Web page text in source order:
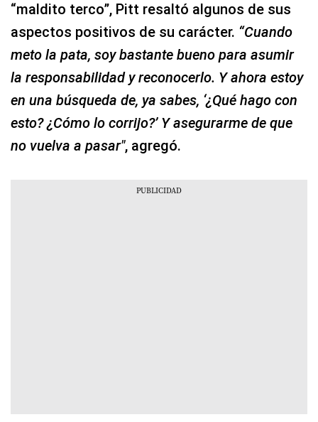
“maldito terco”, Pitt resaltó algunos de sus
aspectos positivos de su carácter. “Cuando
meto la pata, soy bastante bueno para asumir
la responsabilidad y reconocerlo. Y ahora estoy
en una búsqueda de, ya sabes, ‘¿Qué hago con
esto? ¿Cómo lo corrijo?’ Y asegurarme de que
no vuelva a pasar", agregó.